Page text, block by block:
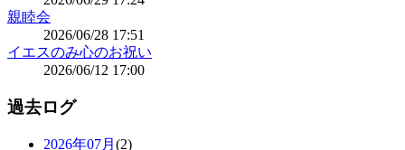
親睦会
2026/06/28 17:51
イエスのみ心のお祝い
2026/06/12 17:00
過去ログ
2026年07月 (2)